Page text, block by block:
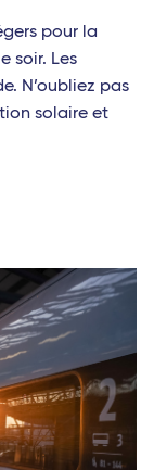
pour la
soir. Les
N’oubliez pas
solaire et